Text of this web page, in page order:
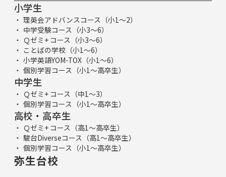
小学生
理英会アドバンスコース（小1～2）
中学受験コース（小3～6）
Ｑゼミ+ コース（小3～6）
ことばの学校（小1～6）
小学英語YOM-TOX（小1～6）
個別学習コース（小1～高卒生）
中学生
Ｑゼミ+ コース（中1～3）
個別学習コース（小1～高卒生）
高校・高卒生
Ｑゼミ+ コース（高1～高卒生）
駿台Diverseコース（高1～高卒生）
個別学習コース（小1～高卒生）
弥生台校